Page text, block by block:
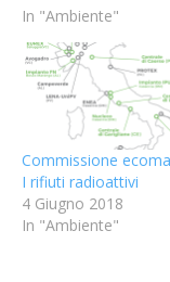
In "Ambiente"
Commissione
I rifiuti radioattivi
4 Giugno 2018
In "Ambiente"